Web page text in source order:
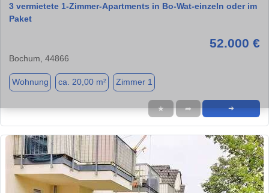
3 vermietete 1-Zimmer-Apartments in Bo-Wat-einzeln oder im
Paket
52.000 €
Bochum, 44866
Wohnung ca. 20,00 m² Zimmer 1
★ ➦ ➜